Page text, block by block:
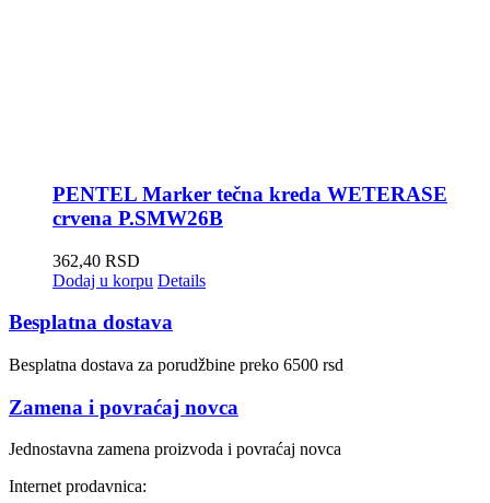
PENTEL Marker tečna kreda WETERASE
crvena P.SMW26B
362,40 RSD
Dodaj u korpu Details
Besplatna dostava
Besplatna dostava za porudžbine preko 6500 rsd
Zamena i povraćaj novca
Jednostavna zamena proizvoda i povraćaj novca
Internet prodavnica: